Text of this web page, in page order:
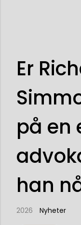
Er
på en
han
2026 Nyheter